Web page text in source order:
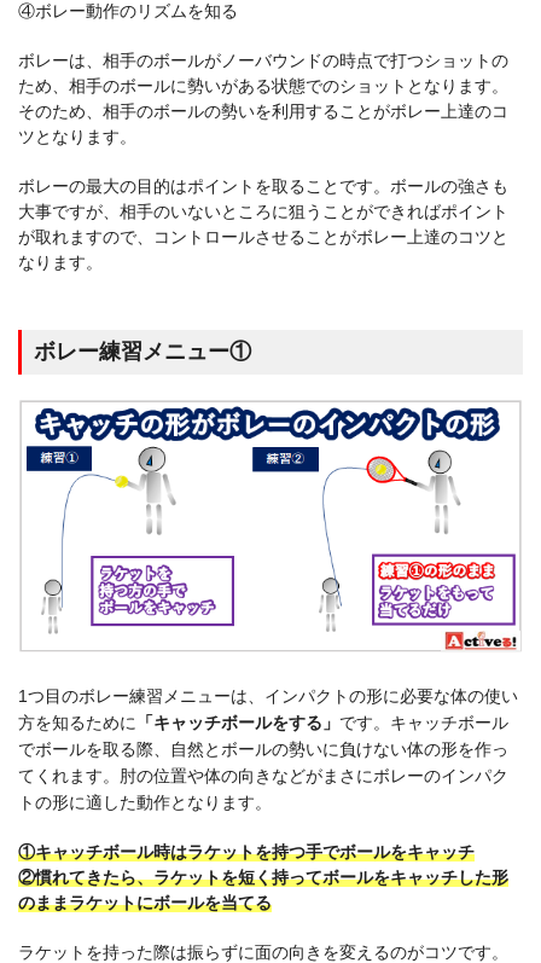
④ボレー動作のリズムを知る
ボレーは、相手のボールがノーバウンドの時点で打つショットの
ため、相手のボールに勢いがある状態でのショットとなります。
そのため、相手のボールの勢いを利用することがボレー上達のコ
ツとなります。
ボレーの最大の目的はポイントを取ることです。ボールの強さも
大事ですが、相手のいないところに狙うことができればポイント
が取れますので、コントロールさせることがボレー上達のコツと
なります。
ボレー練習メニュー①
1つ目のボレー練習メニューは、インパクトの形に必要な体の使い
方を知るために
「キャッチボールをする」 です。キャッチボール
でボールを取る際、自然とボールの勢いに負けない体の形を作っ
てくれます。肘の位置や体の向きなどがまさにボレーのインパク
トの形に適した動作となります。
①キャッチボール時はラケットを持つ手でボールをキャッチ
②慣れてきたら、ラケットを短く持ってボールをキャッチした形
のままラケットにボールを当てる
ラケットを持った際は振らずに面の向きを変えるのがコツです。